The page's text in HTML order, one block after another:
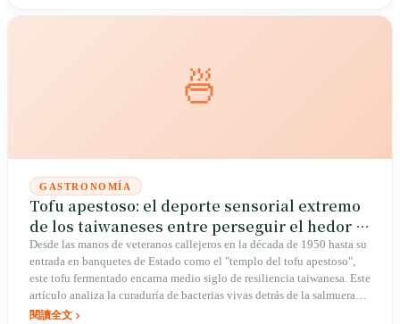
🍜
GASTRONOMÍA
Tofu apestoso: el deporte sensorial extremo
de los taiwaneses entre perseguir el hedor y
buscar la fragancia
Desde las manos de veteranos callejeros en la década de 1950 hasta su
entrada en banquetes de Estado como el "templo del tofu apestoso",
este tofu fermentado encarna medio siglo de resiliencia taiwanesa. Este
artículo analiza la curaduría de bacterias vivas detrás de la salmuera
apestosa, así como los secretos de sabor del aroma ahumado de
閱讀全文